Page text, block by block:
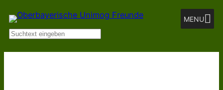
Zum
Inhalt
springen
MENU
Suchen